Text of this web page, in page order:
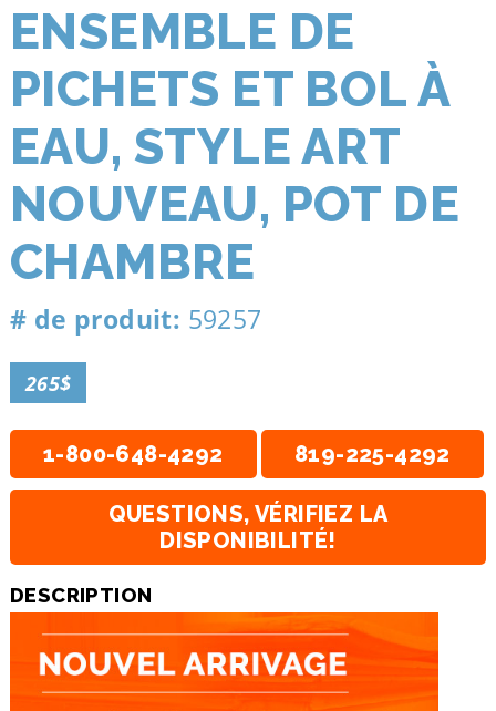
ENSEMBLE DE
PICHETS ET BOL À
EAU, STYLE ART
NOUVEAU, POT DE
CHAMBRE
# de produit: 59257
265$
1-800-648-4292 819-225-4292
QUESTIONS, VÉRIFIEZ LA
DISPONIBILITÉ!
DESCRIPTION